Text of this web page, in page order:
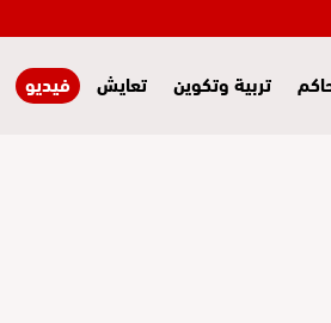
تربية وتكوين تعايش فيديو